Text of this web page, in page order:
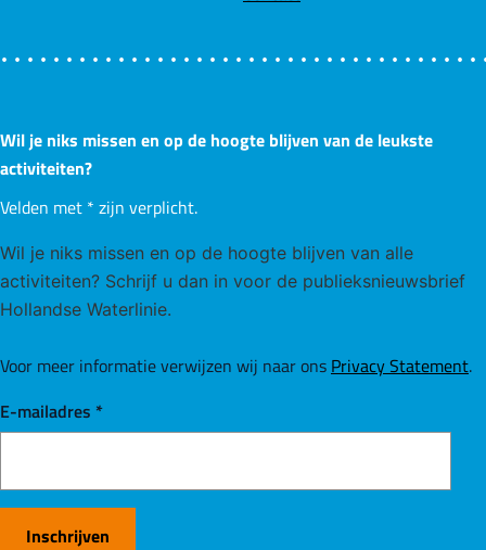
Wil je niks missen en op de hoogte blijven van de leukste
activiteiten?
Velden met * zijn verplicht.
Wil je niks missen en op de hoogte blijven van alle
activiteiten? Schrijf u dan in voor de publieksnieuwsbrief
Hollandse Waterlinie.
Voor meer informatie verwijzen wij naar ons Privacy Statement.
E-mailadres *
Inschrijven